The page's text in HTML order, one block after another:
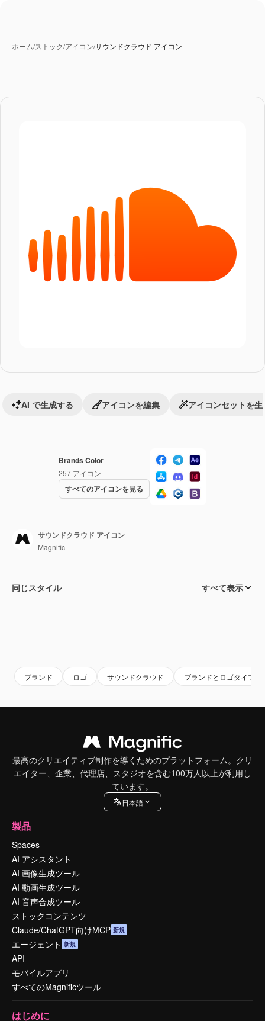
ホーム/ストック/アイコン/サウンドクラウド アイコン
Brands Color
257 アイコン
すべてのアイコンを見る
AI で生成する アイコンを編集 アイコンセットを生
サウンドクラウド アイコン
Magnific
同じスタイル すべて表示
ブランド ロゴ サウンドクラウド ブランドとロゴタイプ
最高のクリエイティブ制作を導くためのプラットフォーム。クリ
エイター、企業、代理店、スタジオを含む100万人以上が利用し
ています。
日本語
製品
Spaces
AI アシスタント
AI 画像生成ツール
AI 動画生成ツール
AI 音声合成ツール
ストックコンテンツ
Claude/ChatGPT向けMCP 新規
エージェント 新規
API
モバイルアプリ
すべてのMagnificツール
はじめに